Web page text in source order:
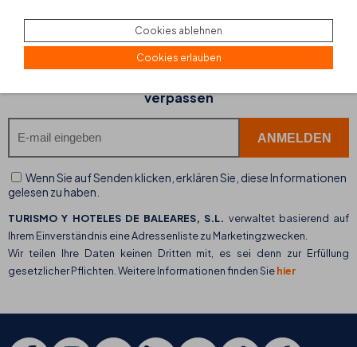
NEWSLETTER ANMELDUNG
verpassen
Wenn Sie auf Senden klicken, erklären Sie, diese Informationen
gelesen zu haben.
TURISMO Y HOTELES DE BALEARES, S.L. verwaltet basierend auf
Ihrem Einverständnis eine Adressenliste zu Marketingzwecken.
Wir teilen Ihre Daten keinen Dritten mit, es sei denn zur Erfüllung
gesetzlicher Pflichten. Weitere Informationen finden Siehier
Cookies ablehnen
Cookies erlauben